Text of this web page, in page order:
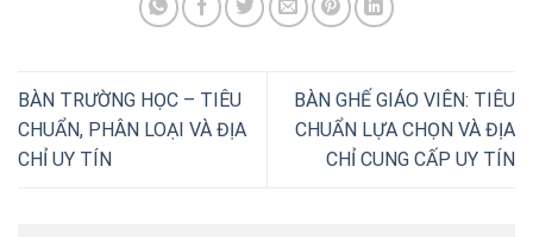
BÀN TRƯỜNG HỌC – TIÊU
CHUẨN, PHÂN LOẠI VÀ ĐỊA
CHỈ UY TÍN
BÀN GHẾ GIÁO VIÊN: TIÊU
CHUẨN LỰA CHỌN VÀ ĐỊA
CHỈ CUNG CẤP UY TÍN